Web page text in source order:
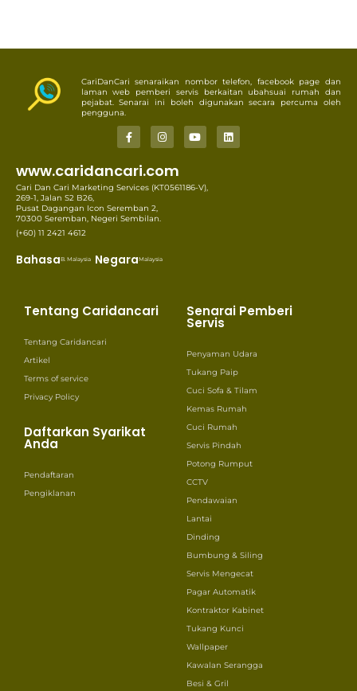
CariDanCari senaraikan nombor telefon, facebook page dan
laman web pemberi servis berkaitan ubahsuai rumah dan
pejabat. Senarai ini boleh digunakan secara percuma oleh
pengguna.
www.caridancari.com
Cari Dan Cari Marketing Services (KT0561186-V),
269-1, Jalan S2 B26,
Pusat Dagangan Icon Seremban 2,
70300 Seremban, Negeri Sembilan.
(+60) 11 2421 4612
BahasaB. Malaysia NegaraMalaysia
Tentang Caridancari
Tentang Caridancari
Artikel
Terms of service
Privacy Policy
Daftarkan Syarikat
Anda
Pendaftaran
Pengiklanan
Senarai Pemberi
Servis
Penyaman Udara
Tukang Paip
Cuci Sofa & Tilam
Kemas Rumah
Cuci Rumah
Servis Pindah
Potong Rumput
CCTV
Pendawaian
Lantai
Dinding
Bumbung & Siling
Servis Mengecat
Pagar Automatik
Kontraktor Kabinet
Tukang Kunci
Wallpaper
Kawalan Serangga
Besi & Gril